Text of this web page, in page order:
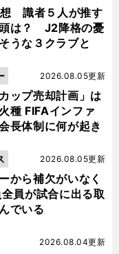
識者５人が推す
は？ J2降格の憂
うな３クラブと
ップ売却計画」は
種 FIFAインファ
長体制に何が起き
2026.08.05更新
から補欠がいなく
員が試合に出る取
でいる
2026.08.05更新
2026.08.04更新